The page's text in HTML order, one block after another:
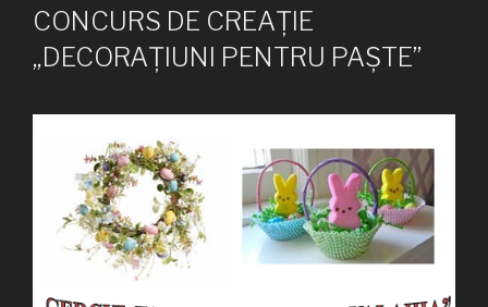
PE
CONCURS DE CREAȚIE
„DECORAȚIUNI PENTRU PAȘTE”